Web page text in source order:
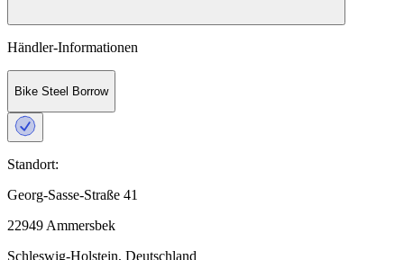
Händler-Informationen
Bike Steel Borrow
Standort:
Georg-Sasse-Straße 41
22949 Ammersbek
Schleswig-Holstein, Deutschland